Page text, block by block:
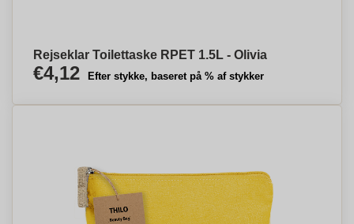
Rejseklar Toilettaske RPET 1.5L - Olivia
€4,12 Efter stykke, baseret på % af stykker